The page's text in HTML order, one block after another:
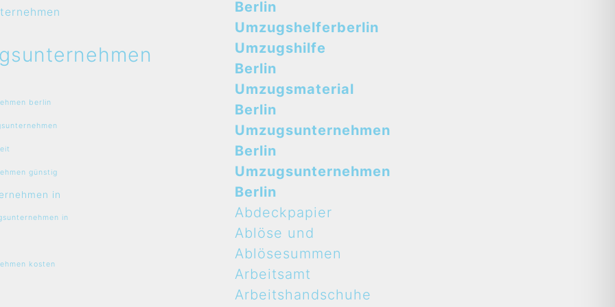
berlin
günstig
in
in
kosten
Berlin
Umzugshelferberlin
Umzugshilfe
Berlin
Umzugsmaterial
Berlin
Umzugsunternehmen
Berlin
Umzugsunternehmen
Berlin
Abdeckpapier
Ablöse und
Ablösesummen
Arbeitsamt
Arbeitshandschuhe